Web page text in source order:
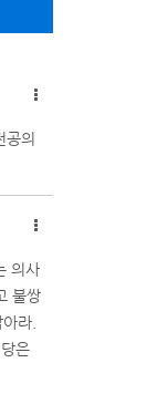
공의
의사
불쌍
라.
은